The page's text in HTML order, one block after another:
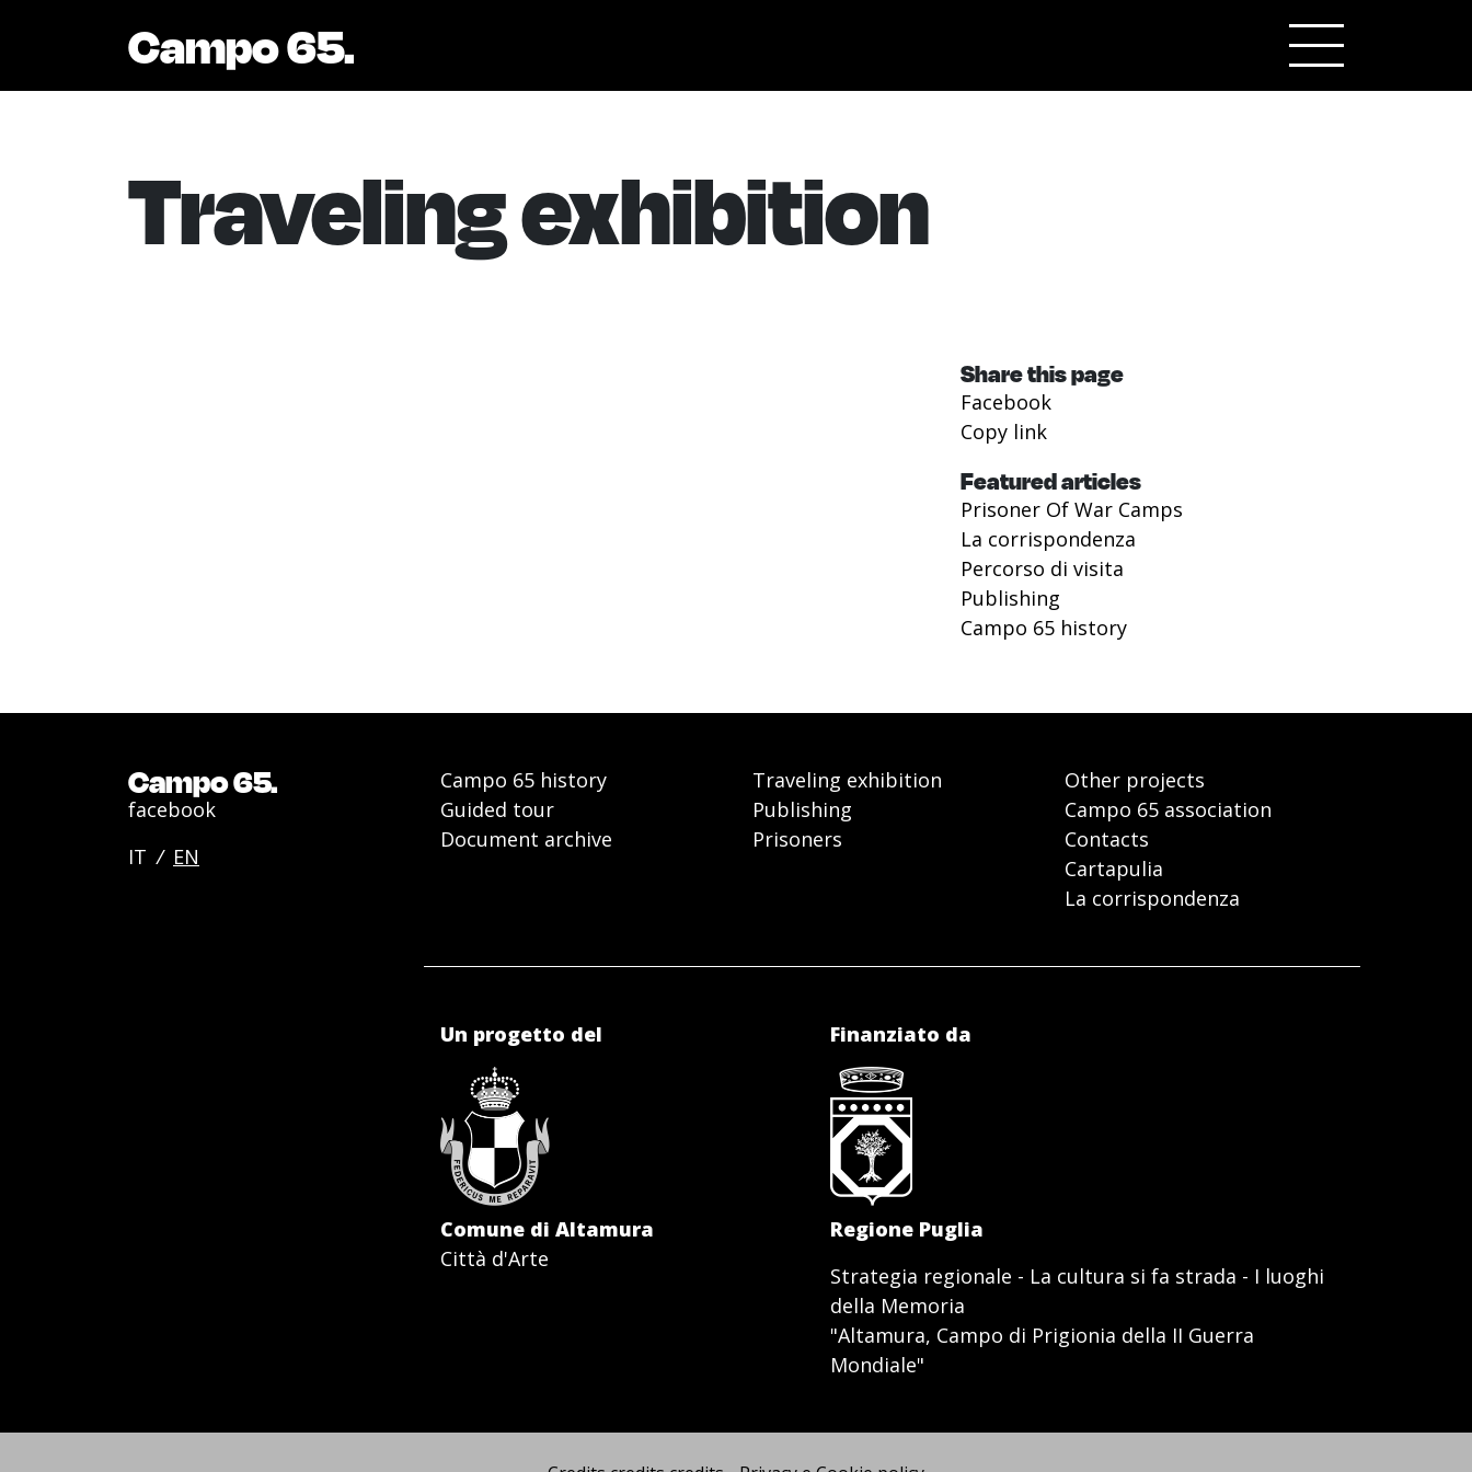
Campo 65.
Traveling exhibition
Share this page
Facebook
Copy link
Featured articles
Prisoner Of War Camps
La corrispondenza
Percorso di visita
Publishing
Campo 65 history
Campo 65.
facebook
IT / EN
Campo 65 history
Guided tour
Document archive
Traveling exhibition
Publishing
Prisoners
Other projects
Campo 65 association
Contacts
Cartapulia
La corrispondenza
Un progetto del
Comune di Altamura
Città d'Arte
Finanziato da
Regione Puglia
Strategia regionale - La cultura si fa strada - I luoghi
della Memoria
"Altamura, Campo di Prigionia della II Guerra
Mondiale"